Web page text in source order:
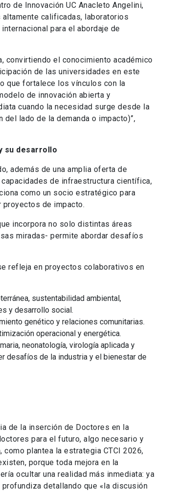
de Innovación UC Anacleto Angelini,
calificadas, laboratorios
para el abordaje de
convirtiendo el conocimiento académico
de las universidades en este
que fortalece los vínculos con la
de innovación abierta y
cuando la necesidad surge desde la
lado de la demanda o impacto)”,
su desarrollo
además de una amplia oferta de
de infraestructura científica,
como un socio estratégico para
proyectos de impacto.
incorpora no solo distintas áreas
miradas- permite abordar desafíos
refleja en proyectos colaborativos en
sustentabilidad ambiental,
y desarrollo social.
genético y relaciones comunitarias.
operacional y energética.
neonatología, virología aplicada y
desafíos de la industria y el bienestar de
de la inserción de Doctores en la
para el futuro, algo necesario y
plantea la estrategia CTCI 2026,
porque toda mejora en la
ocultar una realidad más inmediata: ya
detallando que «la discusión